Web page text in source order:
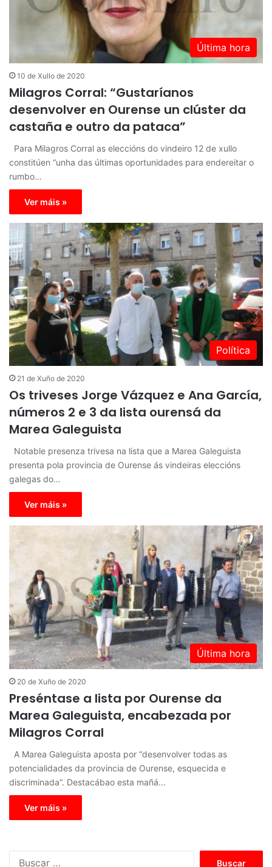
Última hora
10 de Xullo de 2020
Milagros Corral: “Gustaríanos
desenvolver en Ourense un clúster da
castaña e outro da pataca”
Para Milagros Corral as eleccións do vindeiro 12 de xullo
constitúen “unha das últimas oportunidades para endereitar o
rumbo…
Ver máis »
Política
21 de Xuño de 2020
Os triveses Jorge Vázquez e Ana García,
números 2 e 3 da lista ourensá da
Marea Galeguista
Notable presenza trivesa na lista que a Marea Galeguista
presenta pola provincia de Ourense ás vindeiras eleccións
galegas do…
Ver máis »
Última hora
20 de Xuño de 2020
Preséntase a lista por Ourense da
Marea Galeguista, encabezada por
Milagros Corral
A Marea Galeguista aposta por “desenvolver todas as
potencialidades da provincia de Ourense, esquecida e
discriminada”. Destacábao esta mañá…
Ver máis »